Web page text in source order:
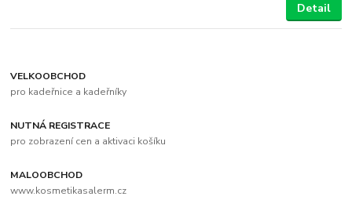
Detail
VELKOOBCHOD
pro kadeřnice a kadeřníky
NUTNÁ REGISTRACE
pro zobrazení cen a aktivaci košíku
MALOOBCHOD
www.kosmetikasalerm.cz